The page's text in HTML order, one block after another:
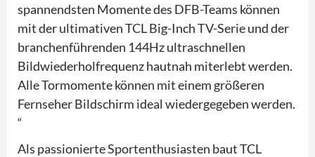
spannendsten Momente des DFB-Teams können
mit der ultimativen TCL Big-Inch TV-Serie und der
branchenführenden 144Hz ultraschnellen
Bildwiederholfrequenz hautnah miterlebt werden.
Alle Tormomente können mit einem größeren
Fernseher Bildschirm ideal wiedergegeben werden.
“
Als passionierte Sportenthusiasten baut TCL